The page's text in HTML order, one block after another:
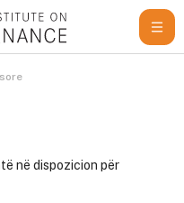
në dispozicion për